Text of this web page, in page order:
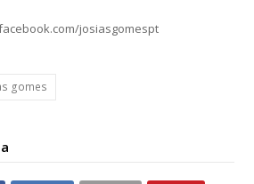
josiasgomespt
gomes